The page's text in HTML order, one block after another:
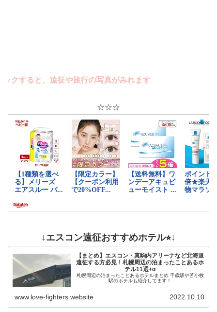
すると、遠征や旅行の写真がみれます
☆☆☆
↓エスコン遠征おすすめホテル⭐︎↓
【まとめ】エスコン・真駒内アリーナなど北海道
遠征する方必見！札幌周辺の泊まったことあるホ
テル11選+α
札幌周辺の泊まったことあるホテルまとめ 千歳駅や苫小牧
駅のホテルも紹介してます！
www.love-fighters.website 2022.10.10